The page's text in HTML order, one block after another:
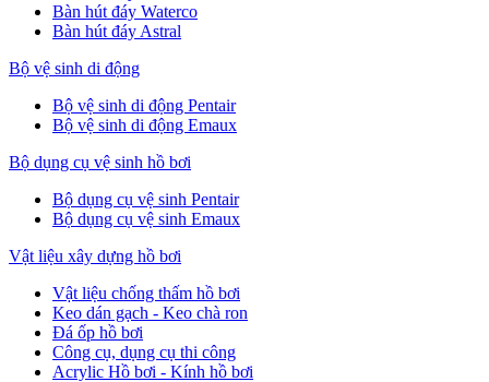
Bàn hút đáy Waterco
Bàn hút đáy Astral
Bộ vệ sinh di động
Bộ vệ sinh di động Pentair
Bộ vệ sinh di động Emaux
Bộ dụng cụ vệ sinh hồ bơi
Bộ dụng cụ vệ sinh Pentair
Bộ dụng cụ vệ sinh Emaux
Vật liệu xây dựng hồ bơi
Vật liệu chống thấm hồ bơi
Keo dán gạch - Keo chà ron
Đá ốp hồ bơi
Công cụ, dụng cụ thi công
Acrylic Hồ bơi - Kính hồ bơi